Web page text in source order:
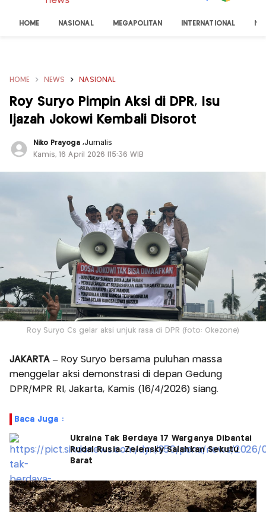
HOME NASIONAL MEGAPOLITAN INTERNATIONAL
HOME NEWS NASIONAL
Roy Suryo Pimpin Aksi di DPR, Isu
Ijazah Jokowi Kembali Disorot
Niko Prayoga ,Jurnalis
Kamis, 16 April 2026 |15:36 WIB
Roy Suryo Cs gelar aksi unjuk rasa di DPR (foto: Okezone)
JAKARTA– Roy Suryo bersama puluhan massa
menggelar aksi demonstrasi di depan Gedung
DPR/MPR RI, Jakarta, Kamis (16/4/2026) siang.
Baca Juga :
Ukraina Tak Berdaya 17 Warganya Dibantai
Rudal Rusia, Zelensky Salahkan Sekutu
Barat